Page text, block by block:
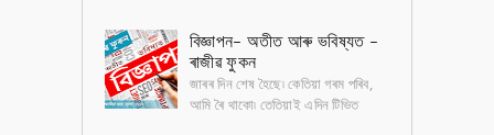
অন্তৰ্ধান হৈছে কেইমাহমান আগতে। বাকী টুৰিষ্টসকলৰ
অভিযোগ , ৰাত...
বিজ্ঞাপন- অতীত আৰু ভবিষ্যত -
ৰাজীৱ ফুকন
জাৰৰ দিন শেষ হৈছে৷ কেতিয়া গৰম পৰিব,
আমি ৰৈ থাকো৷ তেতিয়াই এদিন টিভিত